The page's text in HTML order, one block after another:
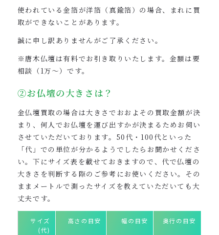
使われている金箔が洋箔（真鍮箔）の場合、まれに買
取ができないことがあります。
誠に申し訳ありませんがご了承ください。
※唐木仏壇は有料でお引き取りいたします。金額は要
相談（1万〜）です。
②お仏壇の大きさは？
金仏壇買取の場合は大きさでおおよその買取金額が決
まり、何人でお仏壇を運び出すかが決まるためお伺い
させていただいております。50代・100代といった
「代」での単位が分かるようでしたらお聞かせくださ
い。下にサイズ表を載せておきますので、代で仏壇の
大きさを判断する際のご参考にお使いください。その
ままメートルで測ったサイズを教えていただいても大
丈夫です。
サイズ
(代)
高さの目安 幅の目安 奥行の目安